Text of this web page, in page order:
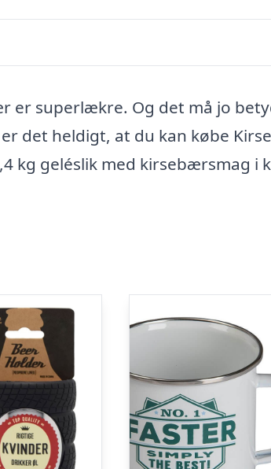
er superlækre. Og det må jo
det heldigt, at du kan købe
kg geléslik med kirsebærsmag i